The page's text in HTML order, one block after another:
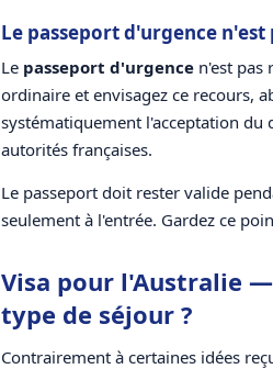
Le passeport d'urgence n'est
Le passeport d'urgence n'est pas
ordinaire et envisagez ce recours,
systématiquement l'acceptation du
autorités françaises.
Le passeport doit rester valide
seulement à l'entrée. Gardez ce
Visa pour l'Australie
type de séjour ?
Contrairement à certaines idées